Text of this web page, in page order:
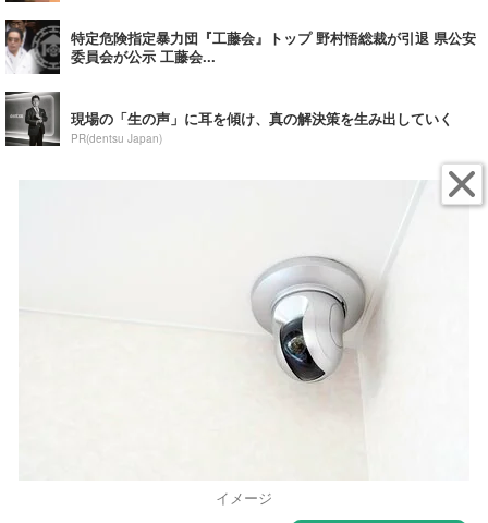
特定危険指定暴力団『工藤会』トップ 野村悟総裁が引退 県公安
委員会が公示 工藤会...
現場の「生の声」に耳を傾け、真の解決策を生み出していく
PR(dentsu Japan)
イメージ